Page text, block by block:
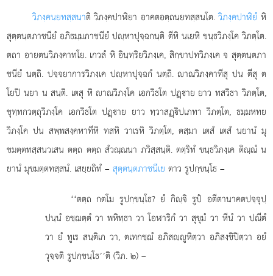
วิภงฺคนยทสฺสนาติ วิภงฺคปาฬิยา อาคตอตฺถนยทสฺสนโต.วิภงฺคปาฬิยํ หิ
สุตฺตนฺตภาชนียํ อภิธมฺมภาชนียํ ปฺหาปุจฺฉกนฺติ ตีหิ นเยหิ ขนฺธวิภงฺโค วิภตฺโต.
ตถา อายตนวิภงฺคาทโย. เกวลํ หิ อินฺทฺริยวิภงฺเค, สิกฺขาปทวิภงฺเค จ สุตฺตนฺตภา
ชนียํ นตฺถิ. ปจฺจยาการวิภงฺเค ปฺหาปุจฺฉกํ นตฺถิ. าณวิภงฺคาทีสุ ปน ตีสุ ต
โยปิ นยา น สนฺติ. เตสุ หิ าณวิภงฺโค เอกวิธโต ปฏฺาย ยาว ทสวิธา วิภตฺโต,
ขุทฺทกวตฺถุวิภงฺโค เอกวิธโต ปฏฺาย ยาว ทฺวาสฏฺิปเภทา วิภตฺโต, ธมฺมหทย
วิภงฺโค ปน สพฺพสงฺคหาทีหิ ทสหิ วาเรหิ วิภตฺโต, ตสฺมา เตสํ เตสํ นยานํ มุ
ขมตฺตทสฺสนวเสน ตตฺถ ตตฺถ สํวณฺณนา ภวิสฺสนฺติ. ตตฺริทํ ขนฺธวิภงฺเค ติณฺณํ น
ยานํ มุขมตฺตทสฺสนํ. เสยฺยถิทํ –สุตฺตนฺตภาชนีเย ตาว รูปกฺขนฺโธ –
‘‘ตตฺถ กตโม รูปกฺขนฺโธ? ยํ กิฺจิ รูปํ อตีตานาคตปจฺจุปฺ
ปนฺนํ อชฺฌตฺตํ วา พหิทฺธา วา โอฬาริกํ วา สุขุมํ วา หีนํ วา ปณีตํ
วา ยํ ทูเร สนฺติเก วา, ตเทกชฺฌํ อภิสฺูหิตฺวา อภิสงฺขิปิตฺวา อยํ
วุจฺจติ รูปกฺขนฺโธ’’ติ (วิภ. ๒) –